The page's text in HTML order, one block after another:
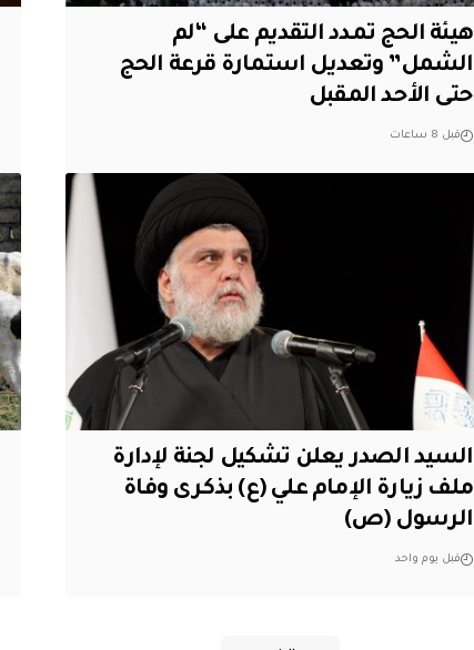
هيئة الحج تمدد التقديم على “لم
الشمل” وتعديل استمارة قرعة الحج
حتى الأحد المقبل
قبل 8 ساعات
السيد الصدر يعلن تشكيل لجنة لإدارة
ملف زيارة الإمام علي (ع) بذكرى وفاة
الرسول (ص)
قبل يوم واحد